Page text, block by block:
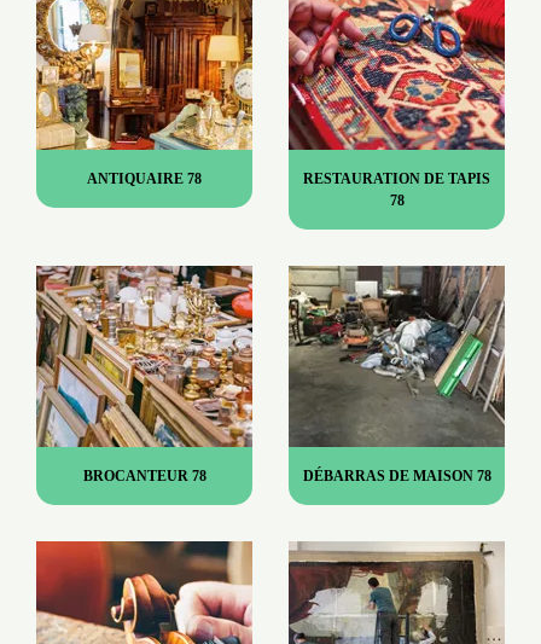
ANTIQUAIRE 78
RESTAURATION DE TAPIS
78
BROCANTEUR 78 DÉBARRAS DE MAISON 78